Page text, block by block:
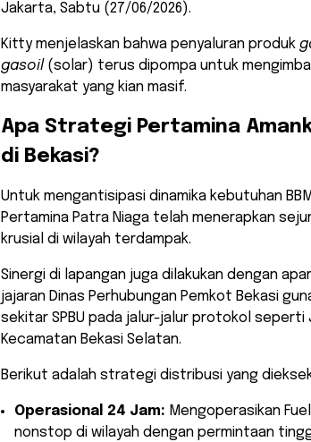
Jakarta, Sabtu (27/06/2026).
​Kitty menjelaskan bahwa penyaluran produk
gasoil (solar) terus dipompa untuk
masyarakat yang kian masif.
​Apa Strategi Pertamina
di Bekasi?
​Untuk mengantisipasi dinamika kebutuhan
Pertamina Patra Niaga telah menerapkan
krusial di wilayah terdampak.
Sinergi di lapangan juga dilakukan dengan
jajaran Dinas Perhubungan Pemkot Bekasi
sekitar SPBU pada jalur-jalur protokol seperti
Kecamatan Bekasi Selatan.
​Berikut adalah strategi distribusi yang
Operasional 24 Jam: Mengoperasikan
nonstop di wilayah dengan permintaan